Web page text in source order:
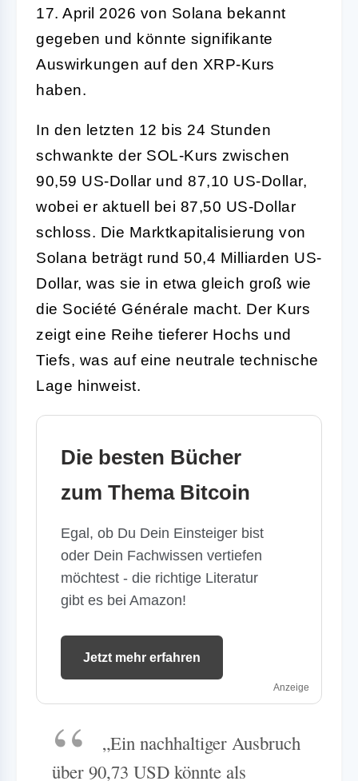
17. April 2026 von Solana bekannt
gegeben und könnte signifikante
Auswirkungen auf den XRP-Kurs
haben.
In den letzten 12 bis 24 Stunden
schwankte der SOL-Kurs zwischen
90,59 US-Dollar und 87,10 US-Dollar,
wobei er aktuell bei 87,50 US-Dollar
schloss. Die Marktkapitalisierung von
Solana beträgt rund 50,4 Milliarden US-
Dollar, was sie in etwa gleich groß wie
die Société Générale macht. Der Kurs
zeigt eine Reihe tieferer Hochs und
Tiefs, was auf eine neutrale technische
Lage hinweist.
Die besten Bücher
zum Thema Bitcoin
Egal, ob Du Dein Einsteiger bist
oder Dein Fachwissen vertiefen
möchtest - die richtige Literatur
gibt es bei Amazon!
Jetzt mehr erfahren
Anzeige
„Ein nachhaltiger Ausbruch
über 90,73 USD könnte als